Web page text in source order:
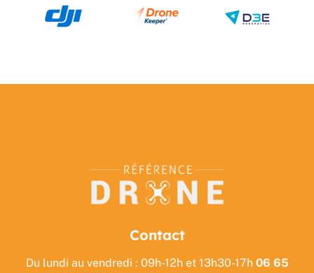
Contact
Du lundi au vendredi : 09h-12h et 13h30-17h 06 65